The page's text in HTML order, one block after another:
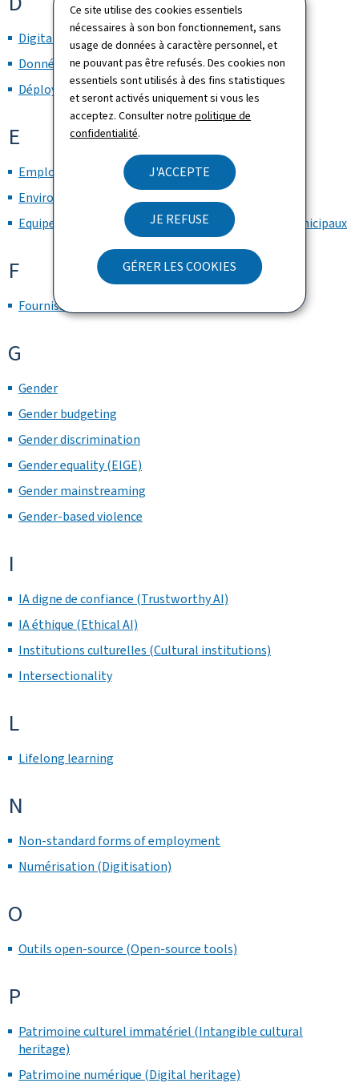
Ce site utilise des cookies essentiels
nécessaires à son bon fonctionnement, sans
usage de données à caractère personnel, et
ne pouvant pas être refusés. Des cookies non
essentiels sont utilisés à des fins statistiques
et seront activés uniquement si vous les
acceptez. Consulter notrepolitique de
confidentialité.
J'ACCEPTE
JE REFUSE
GÉRER LES COOKIES
Digitalisation
Données d’origine numérique (Born-digital data)
Déployeur (Deployer)
E
Employment
Environnement bâti
Equipes d'architectes nationaux et d'architectes municipaux
F
Fournisseur (Provider) de système d’IA
G
Gender
Gender budgeting
Gender discrimination
Gender equality (EIGE)
Gender mainstreaming
Gender-based violence
I
IA digne de confiance (Trustworthy AI)
IA éthique (Ethical AI)
Institutions culturelles (Cultural institutions)
Intersectionality
L
Lifelong learning
N
Non-standard forms of employment
Numérisation (Digitisation)
O
Outils open-source (Open-source tools)
P
Patrimoine culturel immatériel (Intangible cultural
heritage)
Patrimoine numérique (Digital heritage)